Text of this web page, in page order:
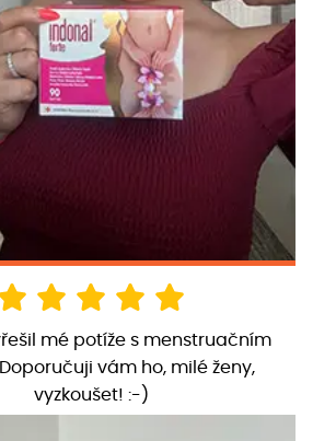
mé potíže s menstruačním
vám ho, milé ženy,
vyzkoušet! :-)